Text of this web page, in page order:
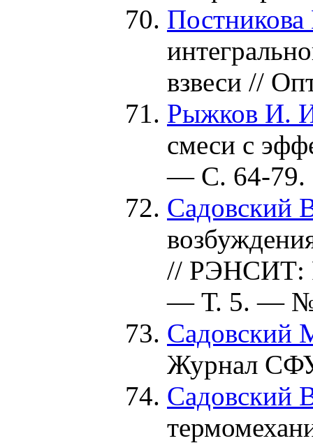
взвеси //
Рыжков И.
смеси с
— С. 64-79.
Садовский
// РЭНСИТ:
— Т. 5. —
Садовский
Журнал
Садовский